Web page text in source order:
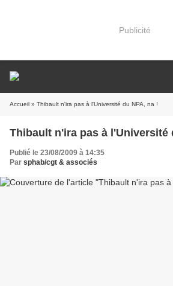
Publicité
Accueil » Thibault n'ira pas à l'Université du NPA, na !
Thibault n'ira pas à l'Université
Publié le 23/08/2009 à 14:35
Par sphab/cgt & associés